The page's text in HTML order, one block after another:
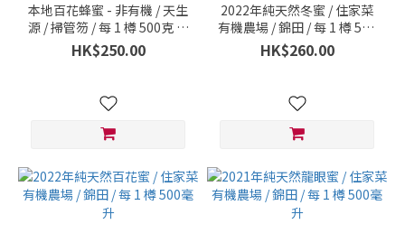
本地百花蜂蜜 - 非有機 / 天生
源 / 掃管笏 / 每 1 樽 500克 (1
斤)
HK$250.00
2022年純天然冬蜜 / 住家菜
有機農場 / 錦田 / 每 1 樽 500
毫升
HK$260.00